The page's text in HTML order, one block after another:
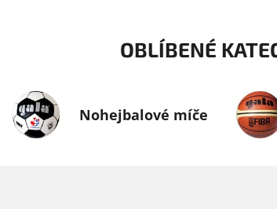
r
OBLÍBENÉ
Nohejbalové míče